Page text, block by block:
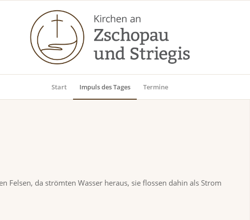
Start Impuls des Tages Termine
Felsen, da strömten Wasser heraus, sie flossen dahin als Strom